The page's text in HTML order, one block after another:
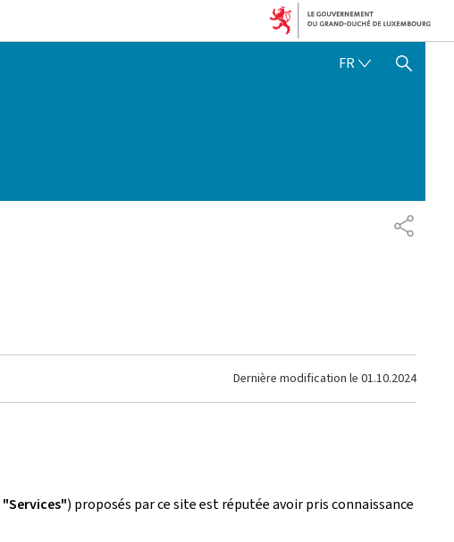
FRFRANÇAIS
AFFICHER / MASQUER
Dernière modification le 01.10.2024
"Services") proposés par ce site est réputée avoir pris connaissance